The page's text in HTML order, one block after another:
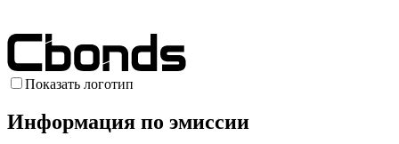
Показать логотип
Информация по эмиссии